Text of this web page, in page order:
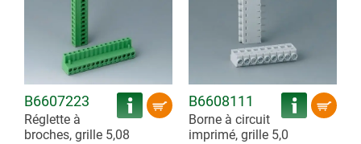
B6607223
Réglette à
broches, grille 5,08
B6608111
Borne à circuit
imprimé, grille 5,0